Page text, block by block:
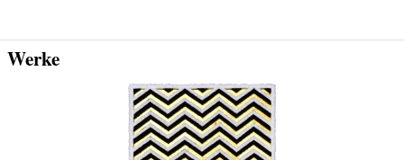
Werke